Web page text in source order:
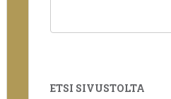
ETSI SIVUSTOLTA